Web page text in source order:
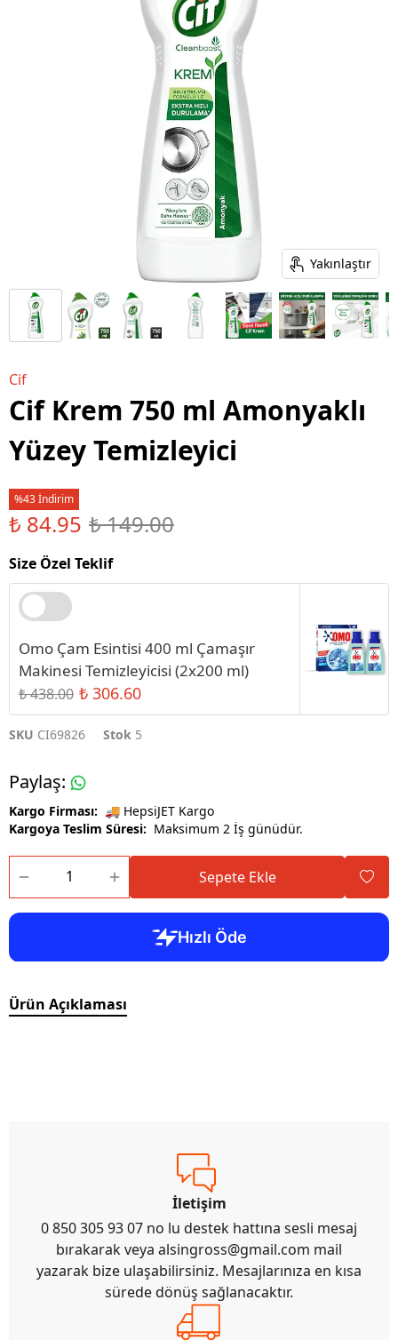
Yakınlaştır
Cif
Cif Krem 750 ml Amonyaklı
Yüzey Temizleyici
%43 İndirim
₺ 84.95 ₺ 149.00
Size Özel Teklif
Omo Çam Esintisi 400 ml Çamaşır
Makinesi Temizleyicisi (2x200 ml)
₺ 438.00 ₺ 306.60
SKU CI69826 Stok 5
Paylaş:
Kargo Firması: 🚚 HepsiJET Kargo
Kargoya Teslim Süresi: Maksimum 2 İş günüdür.
Sepete Ekle
Ürün Açıklaması
İletişim
0 850 305 93 07 no lu destek hattına sesli mesaj
bırakarak veya alsingross@gmail.com mail
yazarak bize ulaşabilirsiniz. Mesajlarınıza en kısa
sürede dönüş sağlanacaktır.